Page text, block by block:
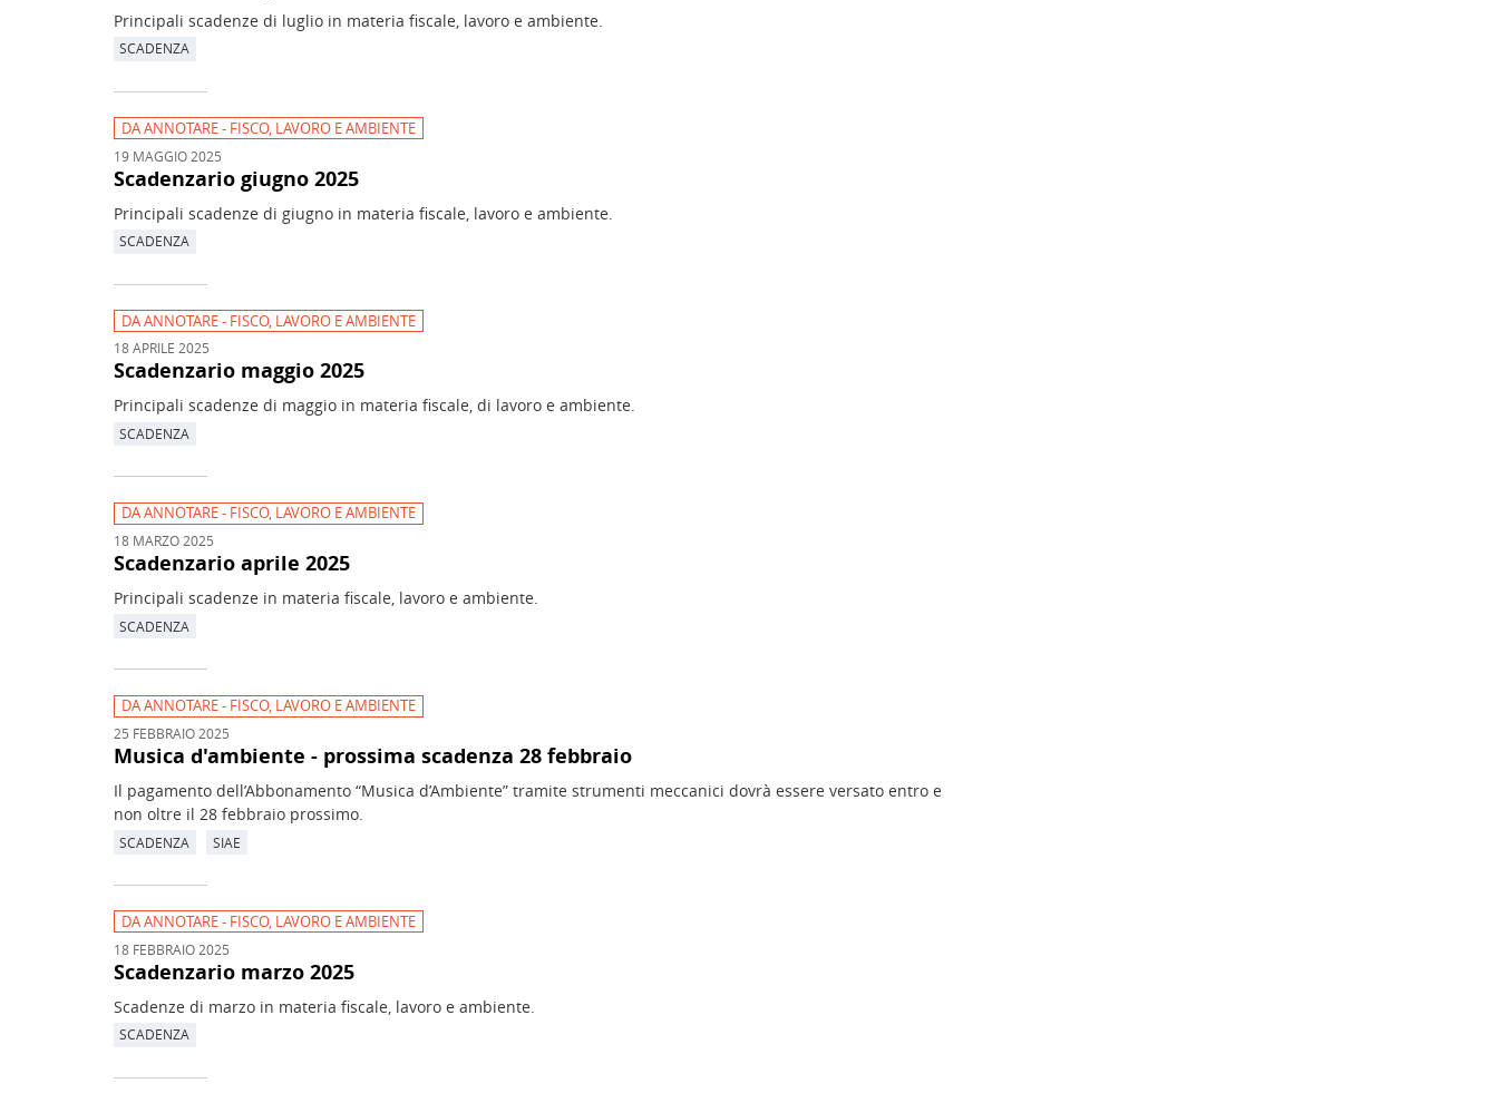
Principali scadenze di luglio in materia fiscale, lavoro e ambiente.
SCADENZA
DA ANNOTARE - FISCO, LAVORO E AMBIENTE
19 MAGGIO 2025
Scadenzario giugno 2025
Principali scadenze di giugno in materia fiscale, lavoro e ambiente.
SCADENZA
DA ANNOTARE - FISCO, LAVORO E AMBIENTE
18 APRILE 2025
Scadenzario maggio 2025
Principali scadenze di maggio in materia fiscale, di lavoro e ambiente.
SCADENZA
DA ANNOTARE - FISCO, LAVORO E AMBIENTE
18 MARZO 2025
Scadenzario aprile 2025
Principali scadenze in materia fiscale, lavoro e ambiente.
SCADENZA
DA ANNOTARE - FISCO, LAVORO E AMBIENTE
25 FEBBRAIO 2025
Musica d'ambiente - prossima scadenza 28 febbraio
Il pagamento dell’Abbonamento “Musica d’Ambiente” tramite strumenti meccanici dovrà essere versato entro e
non oltre il 28 febbraio prossimo.
SCADENZA SIAE
DA ANNOTARE - FISCO, LAVORO E AMBIENTE
18 FEBBRAIO 2025
Scadenzario marzo 2025
Scadenze di marzo in materia fiscale, lavoro e ambiente.
SCADENZA